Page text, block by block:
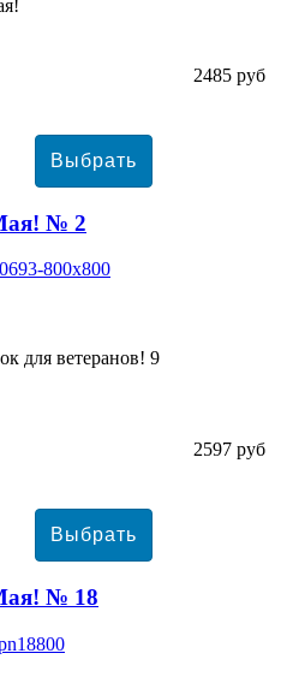
2485 руб
№ 2
для ветеранов! 9
2597 руб
№ 18